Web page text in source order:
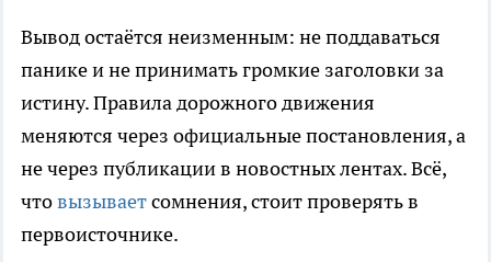
Вывод остаётся неизменным: не поддаваться
панике и не принимать громкие заголовки за
истину. Правила дорожного движения
меняются через официальные постановления, а
не через публикации в новостных лентах. Всё,
чтовызываетсомнения, стоит проверять в
первоисточнике.